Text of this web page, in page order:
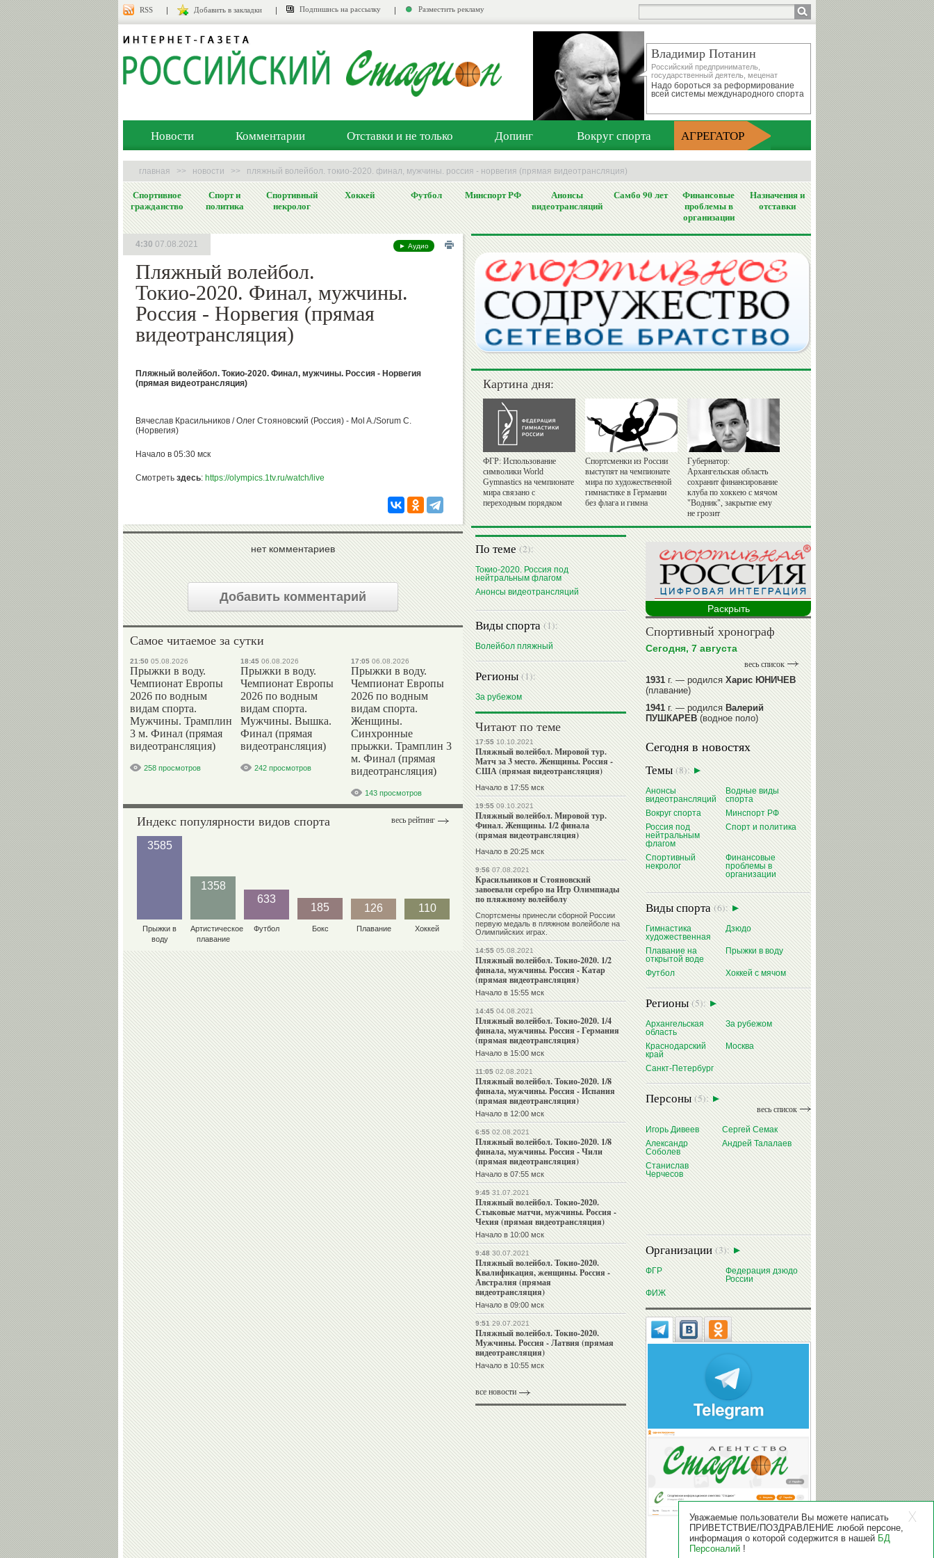
RSS Добавить в закладки Подпишись на рассылку Разместить рекламу
Владимир Потанин
Российский предприниматель,
государственный деятель, меценат
Надо бороться за реформирование
всей системы международного спорта
Новости Комментарии Отставки и не только Допинг Вокруг спорта АГРЕГАТОР
главная >> новости >> пляжный волейбол. токио-2020. финал, мужчины. россия - норвегия (прямая видеотрансляция)
Спортивное
гражданство
Спорт и
политика
Спортивный
некролог
Хоккей Футбол Минспорт РФ
Анонсы
видеотрансляций
Самбо 90 лет
Финансовые
проблемы в
организации
Назначения и
отставки
► Аудио
Пляжный волейбол.
Токио-2020. Финал, мужчины.
Россия - Норвегия (прямая
видеотрансляция)
4:30 07.08.2021
Пляжный волейбол. Токио-2020. Финал, мужчины. Россия - Норвегия
(прямая видеотрансляция)
Вячеслав Красильников / Олег Стояновский (Россия) - Mol A./Sorum C.
(Норвегия)
Начало в 05:30 мск
Смотреть здесь: https://olympics.1tv.ru/watch/live
нет комментариев
Добавить комментарий
Самое читаемое за сутки
21:50 05.08.2026
Прыжки в воду.
Чемпионат Европы
2026 по водным
видам спорта.
Мужчины. Трамплин
3 м. Финал (прямая
видеотрансляция)
258 просмотров
18:45 06.08.2026
Прыжки в воду.
Чемпионат Европы
2026 по водным
видам спорта.
Мужчины. Вышка.
Финал (прямая
видеотрансляция)
242 просмотров
17:05 06.08.2026
Прыжки в воду.
Чемпионат Европы
2026 по водным
видам спорта.
Женщины.
Синхронные
прыжки. Трамплин 3
м. Финал (прямая
видеотрансляция)
143 просмотров
весь рейтинг
Индекс популярности видов спорта
3585
Прыжки в
воду
1358
Артистическое
плавание
633
Футбол
185
Бокс
126
Плавание
110
Хоккей
Картина дня:
ФГР: Использование
символики World
Gymnastics на чемпионате
мира связано с
переходным порядком
Спортсменки из России
выступят на чемпионате
мира по художественной
гимнастике в Германии
без флага и гимна
Губернатор:
Архангельская область
сохранит финансирование
клуба по хоккею с мячом
"Водник", закрытие ему
не грозит
По теме(2):
Токио-2020. Россия под
нейтральным флагом
Анонсы видеотрансляций
Виды спорта(1):
Волейбол пляжный
Регионы(1):
За рубежом
Читают по теме
17:5510.10.2021
Пляжный волейбол. Мировой тур.
Матч за 3 место. Женщины. Россия -
США (прямая видеотрансляция)
Начало в 17:55 мск
19:5509.10.2021
Пляжный волейбол. Мировой тур.
Финал. Женщины. 1/2 финала
(прямая видеотрансляция)
Начало в 20:25 мск
9:5607.08.2021
Красильников и Стояновский
завоевали серебро на Игр Олимпиады
по пляжному волейболу
Спортсмены принесли сборной России
первую медаль в пляжном волейболе на
Олимпийских играх.
14:5505.08.2021
Пляжный волейбол. Токио-2020. 1/2
финала, мужчины. Россия - Катар
(прямая видеотрансляция)
Начало в 15:55 мск
14:4504.08.2021
Пляжный волейбол. Токио-2020. 1/4
финала, мужчины. Россия - Германия
(прямая видеотрансляция)
Начало в 15:00 мск
11:0502.08.2021
Пляжный волейбол. Токио-2020. 1/8
финала, мужчины. Россия - Испания
(прямая видеотрансляция)
Начало в 12:00 мск
6:5502.08.2021
Пляжный волейбол. Токио-2020. 1/8
финала, мужчины. Россия - Чили
(прямая видеотрансляция)
Начало в 07:55 мск
9:4531.07.2021
Пляжный волейбол. Токио-2020.
Стыковые матчи, мужчины. Россия -
Чехия (прямая видеотрансляция)
Начало в 10:00 мск
9:4830.07.2021
Пляжный волейбол. Токио-2020.
Квалификация, женщины. Россия -
Австралия (прямая
видеотрансляция)
Начало в 09:00 мск
9:5129.07.2021
Пляжный волейбол. Токио-2020.
Мужчины. Россия - Латвия (прямая
видеотрансляция)
Начало в 10:55 мск
все новости
Раскрыть
Спортивный хронограф
Сегодня, 7 августа
весь список
1931г. — родилсяХарис ЮНИЧЕВ
(плавание)
1941г. — родилсяВалерий
ПУШКАРЕВ(водное поло)
1947г. — родилсяВалерий
ИЛЬИНЫХ(гимнастика спортивная)
1954г. — родилсяВалерий
ГАЗЗАЕВ(футбол)
1956г. — родилсяВладимир
РЫБАКОВ(легкая атлетика)
читать далее
Сегодня в новостях
Темы(8):
Анонсы
видеотрансляций
Водные виды
спорта
Вокруг спорта
Минспорт РФ
Россия под
нейтральным
флагом
Спорт и политика
Спортивный
некролог
Финансовые
проблемы в
организации
Виды спорта(6):
Гимнастика
художественная
Дзюдо
Плавание на
открытой воде
Прыжки в воду
Футбол Хоккей с мячом
Регионы(5):
Архангельская
область
За рубежом
Краснодарский
край
Москва
Санкт-Петербург
Персоны(5):
весь список
Игорь Дивеев
Сергей Семак
Александр
Соболев
Андрей Талалаев
Станислав
Черчесов
Организации(3):
ФГР
Федерация дзюдо
России
ФИЖ
Уважаемые пользователи Вы можете написать
ПРИВЕТСТВИЕ/ПОЗДРАВЛЕНИЕ любой персоне,
информация о которой содержится в нашей БД
Персоналий !